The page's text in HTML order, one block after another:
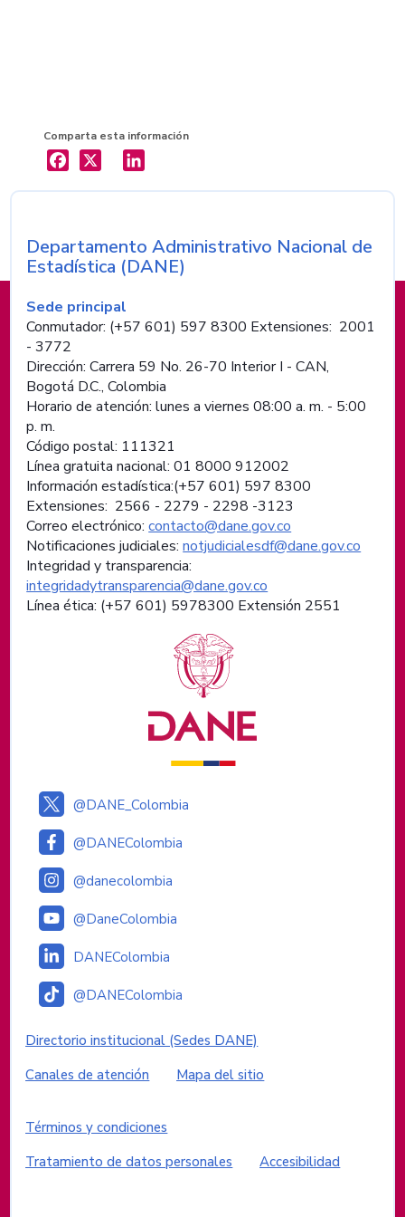
Comparta esta información
X LinkedIn
Información de pie de página
Nombre de la entidad
Departamento Administrativo Nacional de
Estadística (DANE)
Sede principal
Conmutador: (+57 601) 597 8300 Extensiones: 2001
- 3772
Dirección: Carrera 59 No. 26-70 Interior I - CAN,
Bogotá D.C., Colombia
Horario de atención: lunes a viernes 08:00 a. m. - 5:00
p. m.
Código postal: 111321
Línea gratuita nacional: 01 8000 912002
Información estadística:(+57 601) 597 8300
Extensiones: 2566 - 2279 - 2298 -3123
Correo electrónico:contacto@dane.gov.co
Notificaciones judiciales:notjudicialesdf@dane.gov.co
Integridad y transparencia:
integridadytransparencia@dane.gov.co
Línea ética: (+57 601) 5978300 Extensión 2551
Logos institucionales
@DANE_Colombia
@DANEColombia
@danecolombia
@DaneColombia
DANEColombia
@DANEColombia
Enlaces institucionales
Directorio institucional (Sedes DANE)
Canales de atención
Mapa del sitio
Enlaces del sitio
Términos y condiciones
Tratamiento de datos personales
Accesibilidad